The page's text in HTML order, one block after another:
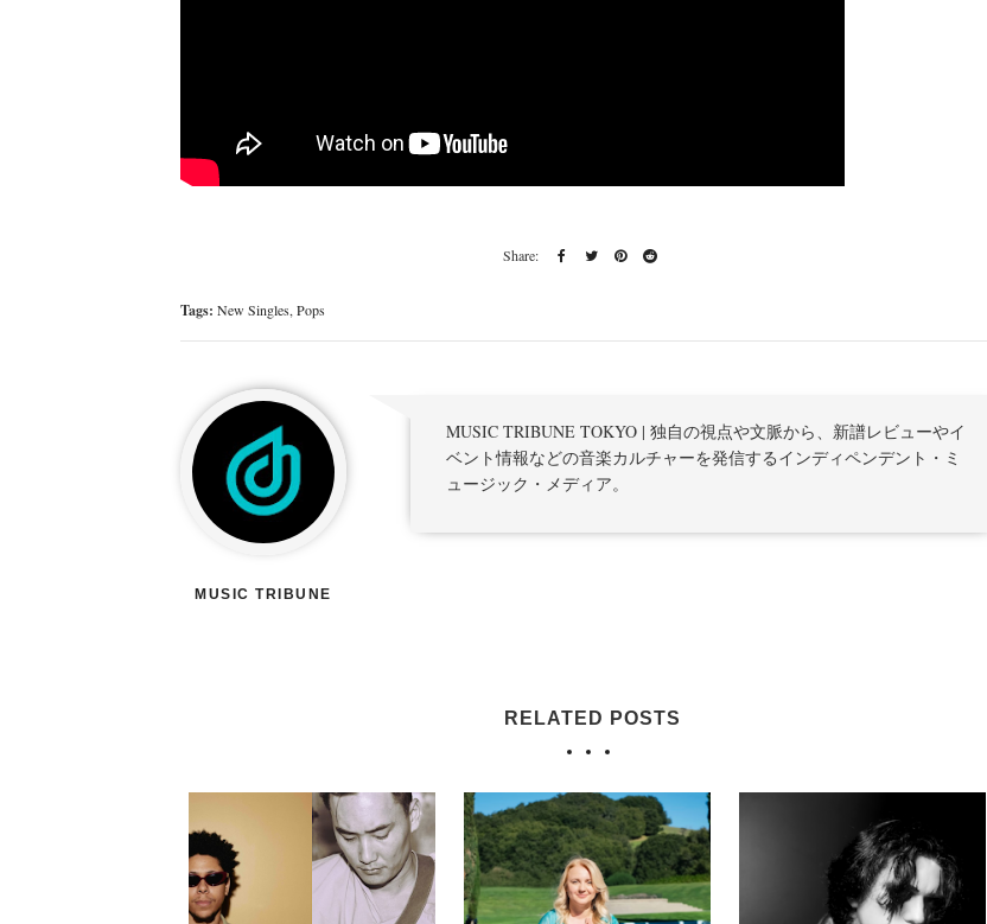
Tags: New Singles, Pops
MUSIC TRIBUNE
MUSIC TRIBUNE TOKYO | 独自の視点や文脈から、新譜レビューやイ
ベント情報などの音楽カルチャーを発信するインディペンデント・ミ
ュージック・メディア。
RELATED POSTS